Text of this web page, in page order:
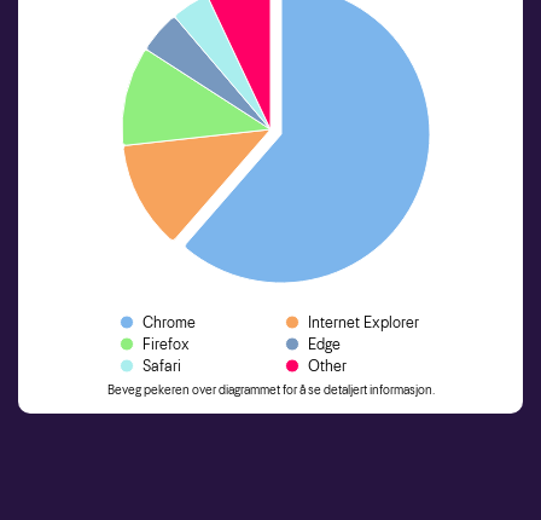
Chrome
Internet Explorer
Firefox
Edge
Safari
Other
Beveg pekeren over diagrammet for å se detaljert informasjon.